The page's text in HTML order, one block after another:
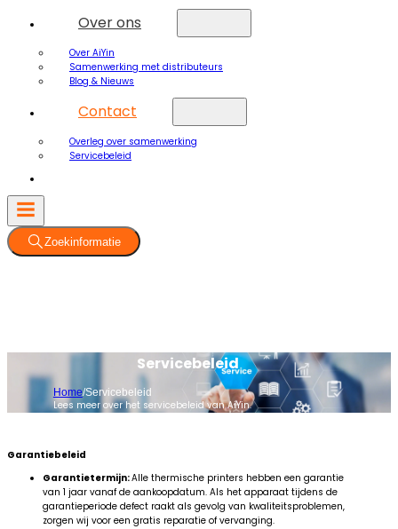
Over ons
Over AiYin
Samenwerking met distributeurs
Blog & Nieuws
Contact
Overleg over samenwerking
Servicebeleid
Zoekinformatie
Servicebeleid
Home/Servicebeleid
Lees meer over het servicebeleid van AiYin.
Garantiebeleid
Garantietermijn:Alle thermische printers hebben een garantie
van 1 jaar vanaf de aankoopdatum. Als het apparaat tijdens de
garantieperiode defect raakt als gevolg van kwaliteitsproblemen,
zorgen wij voor een gratis reparatie of vervanging.